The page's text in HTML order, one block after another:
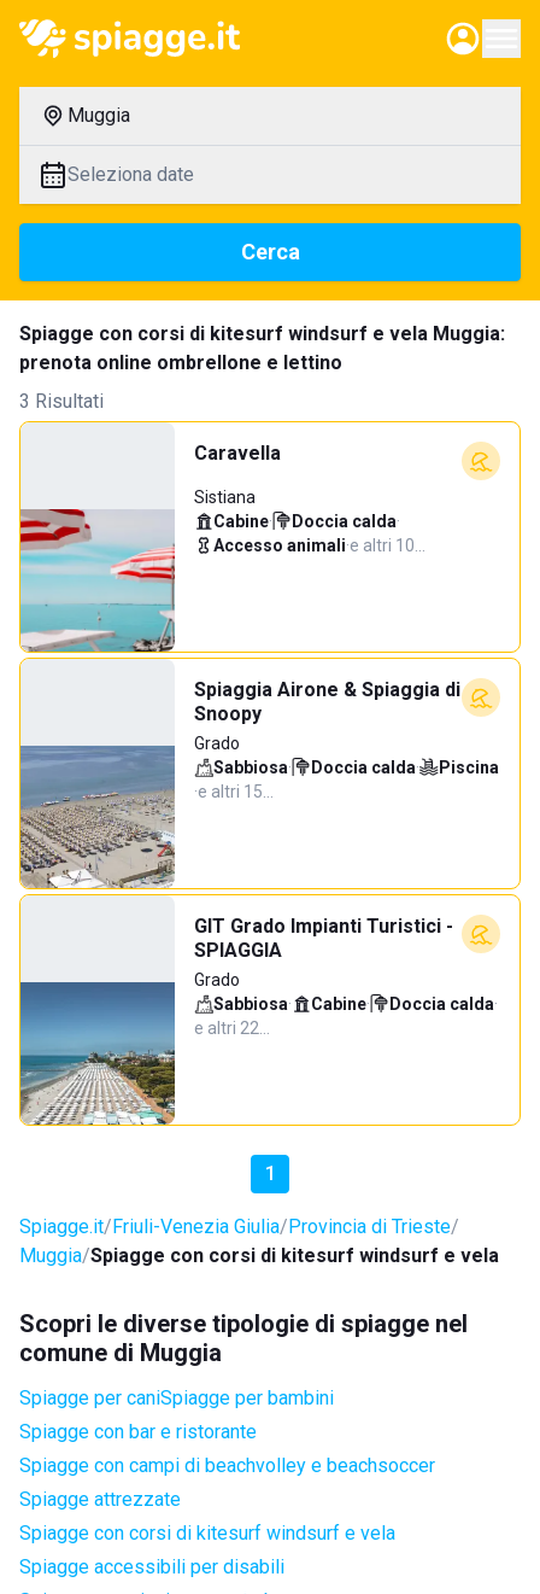
Muggia
Seleziona date
Cerca
Spiagge con corsi di kitesurf windsurf e vela Muggia:
prenota online ombrellone e lettino
3 Risultati
Caravella
Sistiana
Cabine· Doccia calda·
Accesso animali·e altri 10…
Spiaggia Airone & Spiaggia di
Snoopy
Grado
Sabbiosa· Doccia calda·
Piscina
·e altri 15…
GIT Grado Impianti Turistici -
SPIAGGIA
Grado
Sabbiosa· Cabine· Doccia calda·
e altri 22…
1
Spiagge.it Friuli-Venezia Giulia Provincia di Trieste
Muggia Spiagge con corsi di kitesurf windsurf e vela
Scopri le diverse tipologie di spiagge nel
comune di Muggia
Spiagge per caniSpiagge per bambini
Spiagge con bar e ristorante
Spiagge con campi di beachvolley e beachsoccer
Spiagge attrezzate
Spiagge con corsi di kitesurf windsurf e vela
Spiagge accessibili per disabili